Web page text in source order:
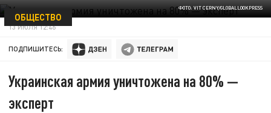
ФОТО: VIT CERNY/GLOBALLOOKPRESS
ОБЩЕСТВО
13 ИЮЛЯ 12:46
ПОДПИШИТЕСЬ:
Украинская армия уничтожена на 80% —
эксперт